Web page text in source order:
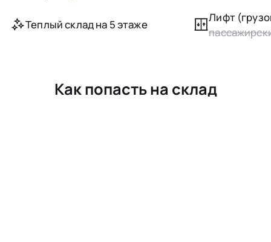
Теплый склад на 5 этаже
Лифт
Как попасть на склад